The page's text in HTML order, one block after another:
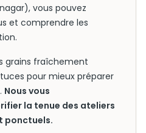
vous pouvez
et comprendre les
grains fraîchement
pour mieux préparer
Nous vous
la tenue des ateliers
ponctuels.